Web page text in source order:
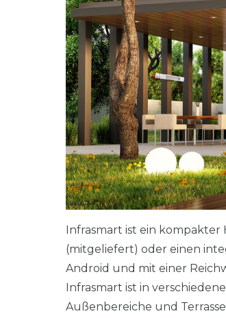
Infrasmart ist ein
(mitgeliefert) oder einen
Android und mit einer
Infrasmart ist in
Außenbereiche und